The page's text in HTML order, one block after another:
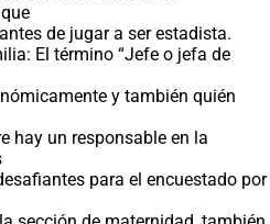
de jugar a ser estadista.
El término “Jefe o jefa de
y también quién
hay un responsable en la
para el encuestado por